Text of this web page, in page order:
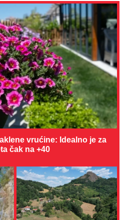
vrućine: Idealno je za
čak na +40